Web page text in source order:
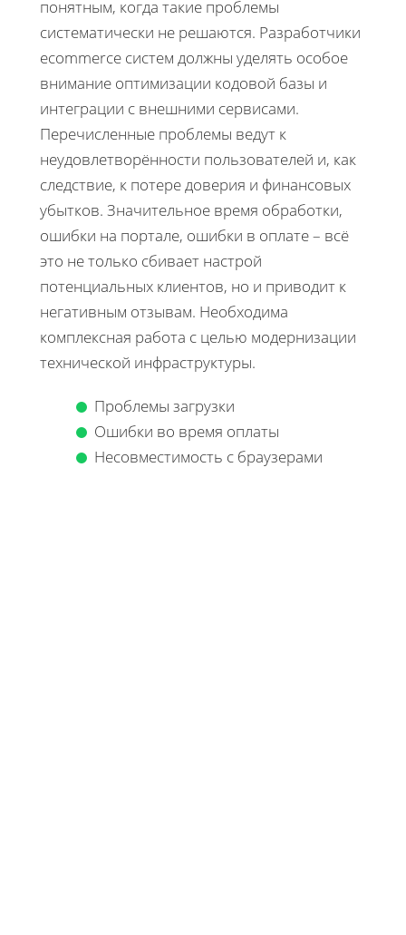
понятным, когда такие проблемы
систематически не решаются. Разработчики
ecommerce систем должны уделять особое
внимание оптимизации кодовой базы и
интеграции с внешними сервисами.
Перечисленные проблемы ведут к
неудовлетворённости пользователей и, как
следствие, к потере доверия и финансовых
убытков. Значительное время обработки,
ошибки на портале, ошибки в оплате – всё
это не только сбивает настрой
потенциальных клиентов, но и приводит к
негативным отзывам. Необходима
комплексная работа с целью модернизации
технической инфраструктуры.
Проблемы загрузки
Ошибки во время оплаты
Несовместимость с браузерами